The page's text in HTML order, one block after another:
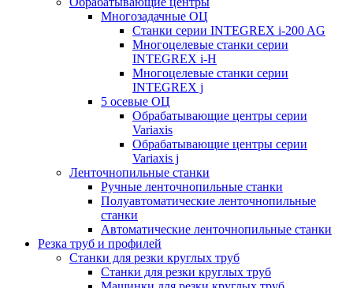
Многозадачные ОЦ
Cтанки серии INTEGREX i-200 AG
Многоцелевые станки серии
INTEGREX i-H
Многоцелевые станки серии
INTEGREX j
5 осевые ОЦ
Обрабатывающие центры серии
Variaxis
Обрабатывающие центры серии
Variaxis j
Ленточнопильные станки
Ручные ленточнопильные станки
Полуавтоматические ленточнопильные
станки
Автоматические ленточнопильные станки
Резка труб и профилей
Станки для резки круглых труб
Станки для резки круглых труб